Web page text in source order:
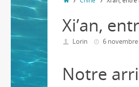
Xi’an,
Lorin 6 novembre
Notre